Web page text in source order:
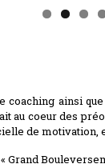
coaching ainsi
au coeur des
de
Grand